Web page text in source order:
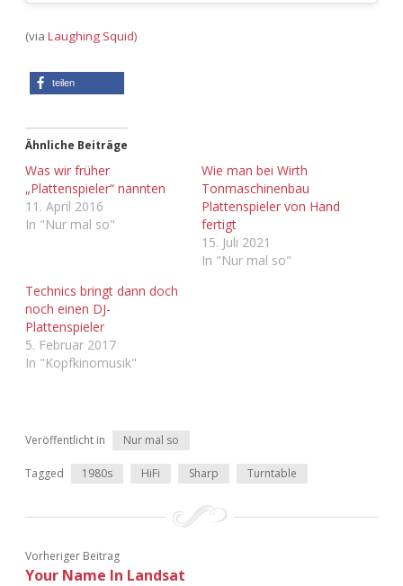
(via Laughing Squid)
teilen
Ähnliche Beiträge
Was wir früher
„Plattenspieler“ nannten
11. April 2016
In "Nur mal so"
Wie man bei Wirth
Tonmaschinenbau
Plattenspieler von Hand
fertigt
15. Juli 2021
In "Nur mal so"
Technics bringt dann doch
noch einen DJ-
Plattenspieler
5. Februar 2017
In "Kopfkinomusik"
Veröffentlicht in Nur mal so
Tagged 1980s HiFi Sharp Turntable
Vorheriger Beitrag
Your Name In Landsat